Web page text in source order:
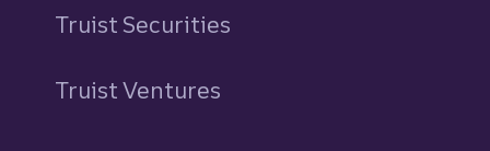
Truist Securities
Truist Ventures